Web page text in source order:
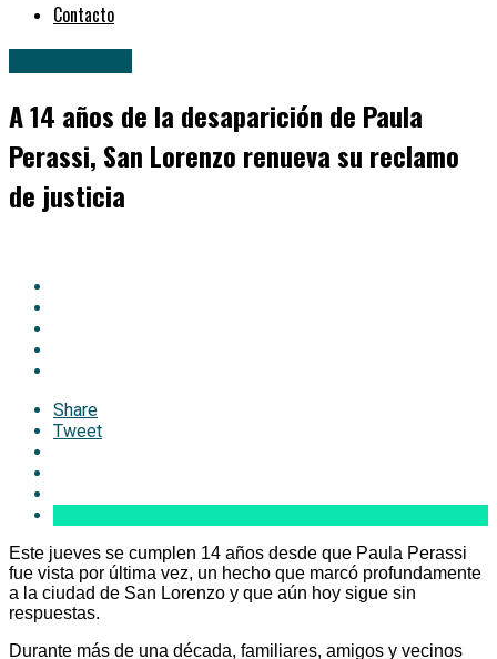
Contacto
A 14 años de la desaparición de Paula
Perassi, San Lorenzo renueva su reclamo
de justicia
Share
Tweet
Este jueves se cumplen 14 años desde que Paula Perassi
fue vista por última vez, un hecho que marcó profundamente
a la ciudad de San Lorenzo y que aún hoy sigue sin
respuestas.
Durante más de una década, familiares, amigos y vecinos